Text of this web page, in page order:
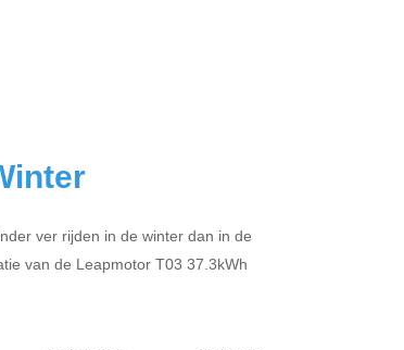
ver rijden in de winter dan in de
van de Leapmotor T03 37.3kWh